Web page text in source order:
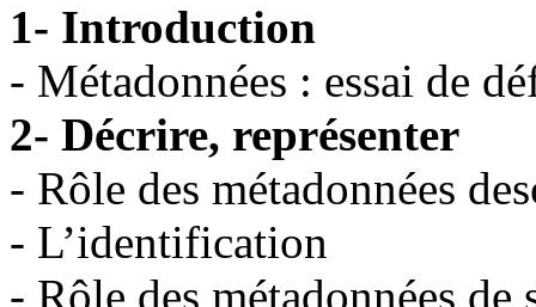
1- Introduction
- Métadonnées : essai de
2- Décrire, représenter
- Rôle des métadonnées
- L’identification
- Rôle des métadonnées de